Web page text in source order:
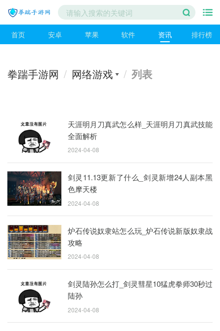
首页 安卓 苹果 软件 资讯 排行榜
拳踹手游网 / 网络游戏 / 列表
天涯明月刀真武怎么样_天涯明月刀真武技能
全面解析
2024-04-08
剑灵11.13更新了什么_剑灵新增24人副本黑
色摩天楼
2024-04-08
炉石传说奴隶站怎么玩_炉石传说新版奴隶战
攻略
2024-04-08
剑灵陆孙怎么打_剑灵彗星10猛虎拳师30秒过
陆孙
2024-04-08